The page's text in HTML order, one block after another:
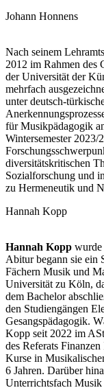
Johann Honnens
Nach seinem
2012 im Rahmen des
der Universität der
mehrfach
unter deutsch-
für Musikpädagogik
Wintersemester
diversitätskritischen
Sozialforschung und
zu Hermeneutik und
Hannah Kopp
Hannah Kopp wurde
Abitur begann sie ein
Fächern Musik und
Universität zu Köln,
dem Bachelor
den Studiengängen
Gesangspädagogik.
Kopp seit 2022 im
des Referats
Kurse in
6 Jahren. Darüber
Unterrichtsfach